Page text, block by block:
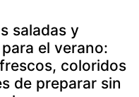
saladas y
el verano:
coloridos
de preparar sin